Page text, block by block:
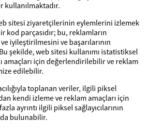
kullanılmaktadır.
sitesi ziyaretçilerinin eylemlerini izlemek
kod parçasıdır; bu, reklamların
iyileştirilmesini ve başarılarının
şekilde, web sitesi kullanımı istatistiksel
amaçları için değerlendirilebilir ve reklam
edilebilir.
toplanan veriler, ilgili piksel
kendi izleme ve reklam amaçları için
ayrıntı ilgili piksel sağlayıcılarının
bulunabilir.